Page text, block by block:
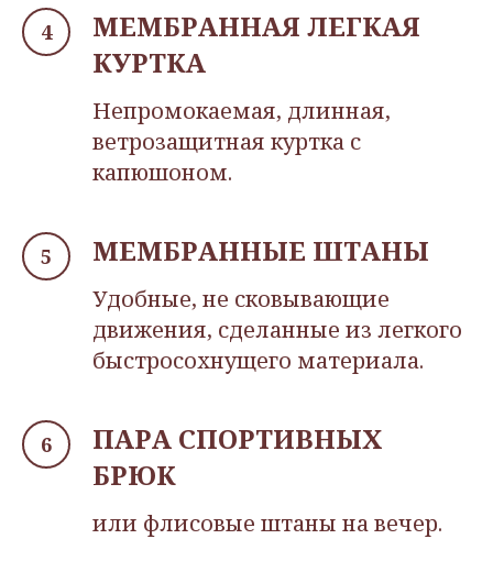
МЕМБРАННАЯ ЛЕГКАЯ
КУРТКА
Непромокаемая, длинная,
ветрозащитная куртка с
капюшоном.
МЕМБРАННЫЕ ШТАНЫ
Удобные, не сковывающие
движения, сделанные из легкого
быстросохнущего материала.
ПАРА СПОРТИВНЫХ
БРЮК
или флисовые штаны на вечер.